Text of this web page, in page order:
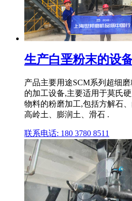
生产白垩粉末的设
产品主要用途SCM系列超细
的加工设备,主要适用于莫氏
物料的粉磨加工,包括方解石
高岭土、膨润土、滑石 .
联系电话: 180 3780 8511